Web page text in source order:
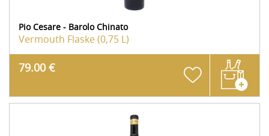
Pio Cesare - Barolo Chinato
Vermouth Flaske (0,75 L)
79.00 €